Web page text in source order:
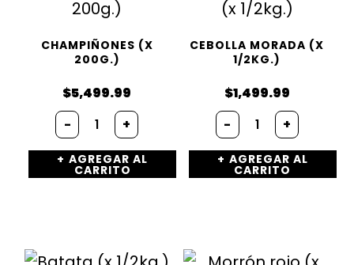
CHAMPIÑONES (X
200G.)
$5,499.99
- Champiñones
(x
200g.)
cantidad
+
AGREGAR AL
CARRITO
CEBOLLA MORADA (X
1/2KG.)
$1,499.99
- Cebolla
morada
(x
1/2kg.)
cantidad
+
AGREGAR AL
CARRITO